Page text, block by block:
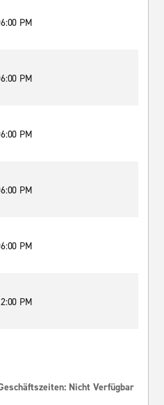
PM
PM
PM
PM
PM
PM
Nicht Verfügbar